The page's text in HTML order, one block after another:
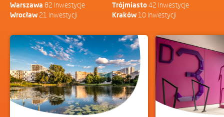
Warszawa 82 Inwestycje Trójmiasto42 Inwestycje
Wrocław21 Inwestycji Kraków10 Inwestycji